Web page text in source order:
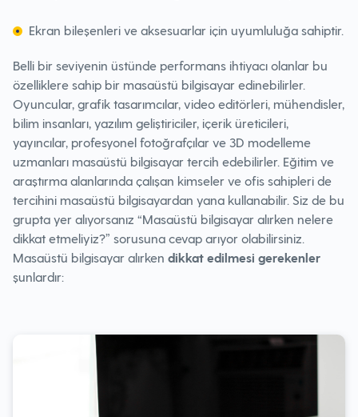
Ekran bileşenleri ve aksesuarlar için uyumluluğa sahiptir.
Belli bir seviyenin üstünde performans ihtiyacı olanlar bu
özelliklere sahip bir masaüstü bilgisayar edinebilirler.
Oyuncular, grafik tasarımcılar, video editörleri, mühendisler,
bilim insanları, yazılım geliştiriciler, içerik üreticileri,
yayıncılar, profesyonel fotoğrafçılar ve 3D modelleme
uzmanları masaüstü bilgisayar tercih edebilirler. Eğitim ve
araştırma alanlarında çalışan kimseler ve ofis sahipleri de
tercihini masaüstü bilgisayardan yana kullanabilir. Siz de bu
grupta yer alıyorsanız “Masaüstü bilgisayar alırken nelere
dikkat etmeliyiz?” sorusuna cevap arıyor olabilirsiniz.
Masaüstü bilgisayar alırken dikkat edilmesi gerekenler
şunlardır: